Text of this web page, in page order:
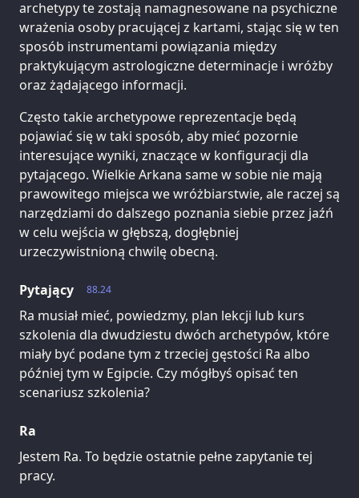
archetypy te zostają namagnesowane na psychiczne
wrażenia osoby pracującej z kartami, stając się w ten
sposób instrumentami powiązania między
praktykującym astrologiczne determinacje i wróżby
oraz żądającego informacji.
Często takie archetypowe reprezentacje będą
pojawiać się w taki sposób, aby mieć pozornie
interesujące wyniki, znaczące w konfiguracji dla
pytającego. Wielkie Arkana same w sobie nie mają
prawowitego miejsca we wróżbiarstwie, ale raczej są
narzędziami do dalszego poznania siebie przez jaźń
w celu wejścia w głębszą, dogłębniej
urzeczywistnioną chwilę obecną.
88.24
Pytający
Ra musiał mieć, powiedzmy, plan lekcji lub kurs
szkolenia dla dwudziestu dwóch archetypów, które
miały być podane tym z trzeciej gęstości Ra albo
później tym w Egipcie. Czy mógłbyś opisać ten
scenariusz szkolenia?
Ra
Jestem Ra. To będzie ostatnie pełne zapytanie tej
pracy.